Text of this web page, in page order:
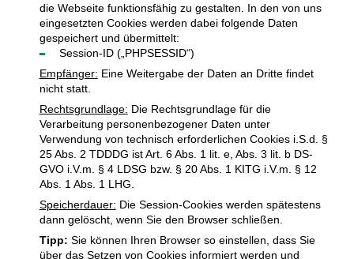
die Webseite funktionsfähig zu gestalten. In den von uns
eingesetzten Cookies werden dabei folgende Daten
gespeichert und übermittelt:
Session-ID („PHPSESSID“)
Empfänger: Eine Weitergabe der Daten an Dritte findet
nicht statt.
Rechtsgrundlage: Die Rechtsgrundlage für die
Verarbeitung personenbezogener Daten unter
Verwendung von technisch erforderlichen Cookies i.S.d. §
25 Abs. 2 TDDDG ist Art. 6 Abs. 1 lit. e, Abs. 3 lit. b DS-
GVO i.V.m. § 4 LDSG bzw. § 20 Abs. 1 KITG i.V.m. § 12
Abs. 1 Abs. 1 LHG.
Speicherdauer: Die Session-Cookies werden spätestens
dann gelöscht, wenn Sie den Browser schließen.
Tipp: Sie können Ihren Browser so einstellen, dass Sie
über das Setzen von Cookies informiert werden und